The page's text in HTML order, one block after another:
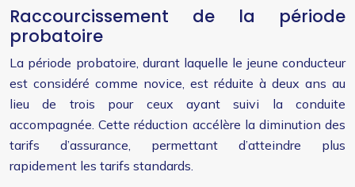
Raccourcissement de la période
probatoire
La période probatoire, durant laquelle le jeune conducteur
est considéré comme novice, est réduite à deux ans au
lieu de trois pour ceux ayant suivi la conduite
accompagnée. Cette réduction accélère la diminution des
tarifs d’assurance, permettant d’atteindre plus
rapidement les tarifs standards.